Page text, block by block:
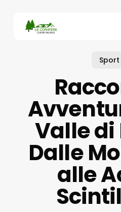
Sport
Valle
Dalle
alle